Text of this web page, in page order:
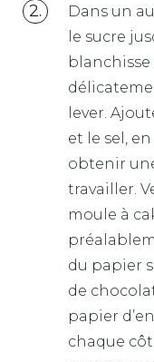
Dans un
le sucre
lever.
et le sel,
obtenir
travailler.
moule à
du papier
de
papier
chaque